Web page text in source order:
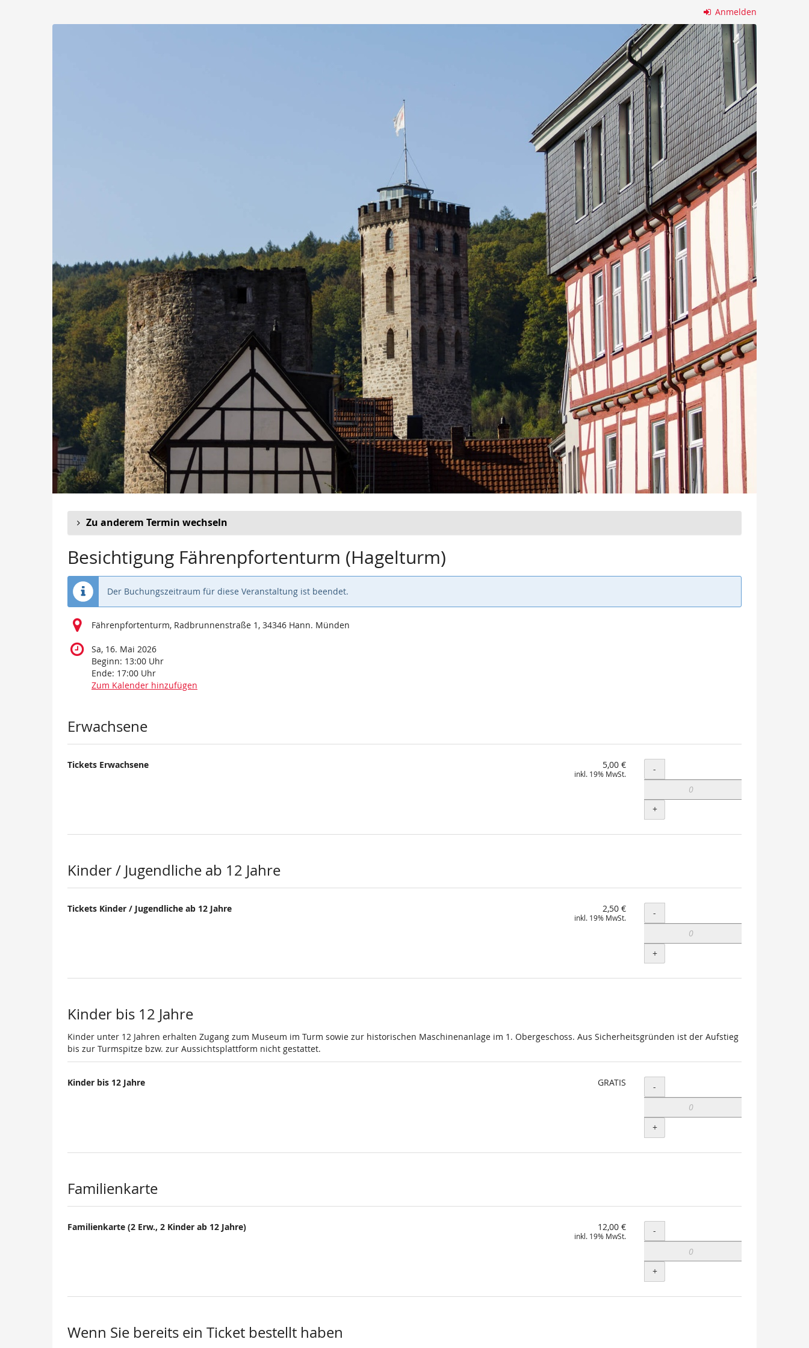
Anmelden
Zu anderem Termin wechseln
Besichtigung Fährenpfortenturm (Hagelturm)
Der Buchungszeitraum für diese Veranstaltung ist beendet.
Fährenpfortenturm, Radbrunnenstraße 1, 34346 Hann. Münden
Sa, 16. Mai 2026
Beginn: 13:00 Uhr
Ende: 17:00 Uhr
Zum Kalender hinzufügen
Produkte
Erwachsene
Tickets Erwachsene 5,00 €
inkl. 19% MwSt. Menge
-
+
Kinder / Jugendliche ab 12 Jahre
Tickets Kinder / Jugendliche ab 12 Jahre 2,50 €
inkl. 19% MwSt. Menge
-
+
Kinder bis 12 Jahre
Kinder unter 12 Jahren erhalten Zugang zum Museum im Turm sowie zur historischen Maschinenanlage im 1. Obergeschoss. Aus Sicherheitsgründen ist der Aufstieg
bis zur Turmspitze bzw. zur Aussichtsplattform nicht gestattet.
Kinder bis 12 Jahre GRATIS Menge
-
+
Familienkarte
Familienkarte (2 Erw., 2 Kinder ab 12 Jahre) 12,00 €
inkl. 19% MwSt. Menge
-
+
Wenn Sie bereits ein Ticket bestellt haben